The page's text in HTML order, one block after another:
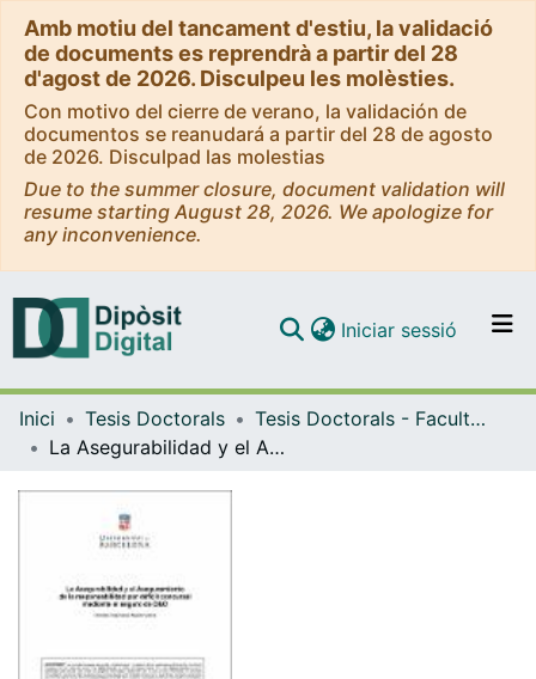
Amb motiu del tancament d'estiu, la validació
de documents es reprendrà a partir del 28
d'agost de 2026. Disculpeu les molèsties.
Con motivo del cierre de verano, la validación de
documentos se reanudará a partir del 28 de agosto
de 2026. Disculpad las molestias
Due to the summer closure, document validation will
resume starting August 28, 2026. We apologize for
any inconvenience.
Navega per tot el DD
Iniciar sessió (current)
Inici Tesis Doctorals
Tesis Doctorals - Facultat - Dret
La Asegurabilidad y el Aseguramiento de la responsabilidad por déficit concursal mediante el seguro de D&O